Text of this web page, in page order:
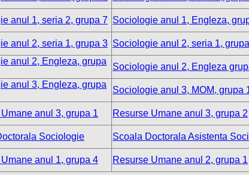
anul 1, seria 2, grupa 7 Sociologie anul 1, Engleza,
anul 2, seria 1, grupa 3 Sociologie anul 2, seria 1,
anul 2, Engleza, grupa
Sociologie anul 2, Engleza
anul 3, Engleza, grupa
Sociologie anul 3, MOM, grupa
anul 3, grupa 1 Resurse Umane anul 3, grupa 2
Sociologie Scoala Doctorala Asistenta
anul 1, grupa 4 Resurse Umane anul 2, grupa 1